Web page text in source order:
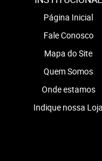
Página Inicial
Fale Conosco
Mapa do Site
Quem Somos
Onde estamos
Indique nossa Loja